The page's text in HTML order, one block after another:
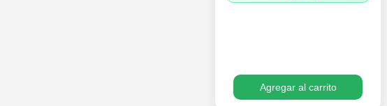
Agregar al carrito